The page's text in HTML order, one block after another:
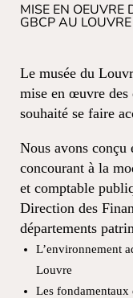
MISE EN OEUVRE
GBCP AU LOUVRE
Le musée du
mise en œuvre des
souhaité se faire
Nous avons conçu
concourant à la
et comptable
Direction des
départements
L’environnement
Louvre
Les fondamentaux